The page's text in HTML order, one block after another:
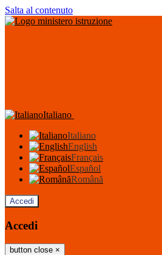
Salta al contenuto
Italiano
Italiano
English
Français
Español
Română
Accedi
Accedi
button close ×